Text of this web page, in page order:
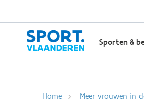
Sporten &
Home Meer vrouwen in